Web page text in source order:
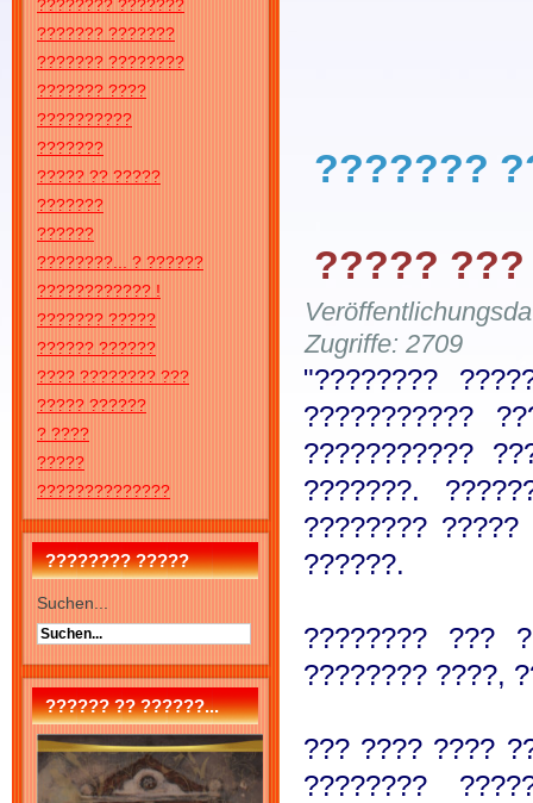
???????? ???????
??????? ???????
??????? ????????
??????? ????
??????????
???????
????? ?? ?????
???????
??????
????????... ? ??????
???????????? !
??????? ?????
?????? ??????
???? ???????? ???
????? ??????
? ????
?????
??????????????
???????? ?????
Suchen...
?????? ?? ??????...
???????
?????
Zugriffe: 2709
"????????
???????????
???????????
???????.
????????
??????.
???????? ???
???????? ????,
??? ???? ????
????????